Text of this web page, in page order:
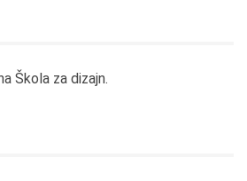
Škola za dizajn.